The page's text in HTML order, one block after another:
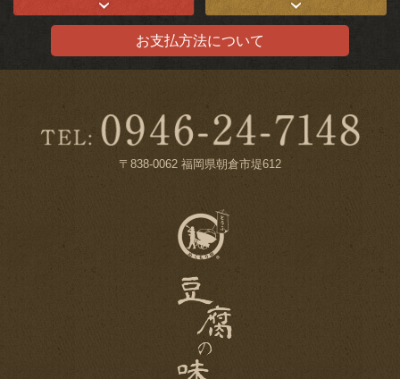
お支払方法について
〒838-0062 福岡県朝倉市堤612